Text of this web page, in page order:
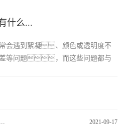
什么...
会遇到絮凝、颜色或透明度不
等问题，而这些问题都与
2021-09-17